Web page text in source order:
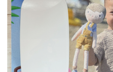
Tricouri Diverse
Tricouri Azi esti Tanar si
Tricouri Motivationale
Tricouri Mamici
Tricouri Pensionari